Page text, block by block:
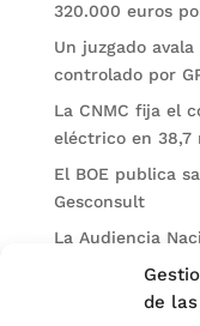
de
320.000 euros
Un juzgado
controlado por
La CNMC fija el
eléctrico en 38,7
El BOE publica
Gesconsult
La Audiencia
pago de 152